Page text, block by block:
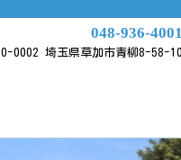
048-936-4001
0002 埼玉県草加市青柳8-58-10